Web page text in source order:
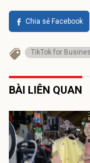
Chia sẻ Facebook
TikTok for
BÀI LIÊN QUAN